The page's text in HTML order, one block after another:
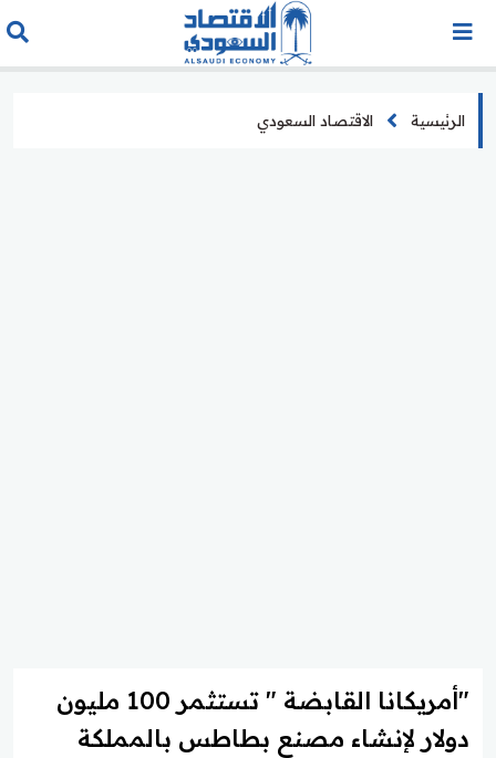
الرئيسية الاقتصاد السعودي
"أمريكانا القابضة " تستثمر 100 مليون
دولار لإنشاء مصنع بطاطس بالمملكة